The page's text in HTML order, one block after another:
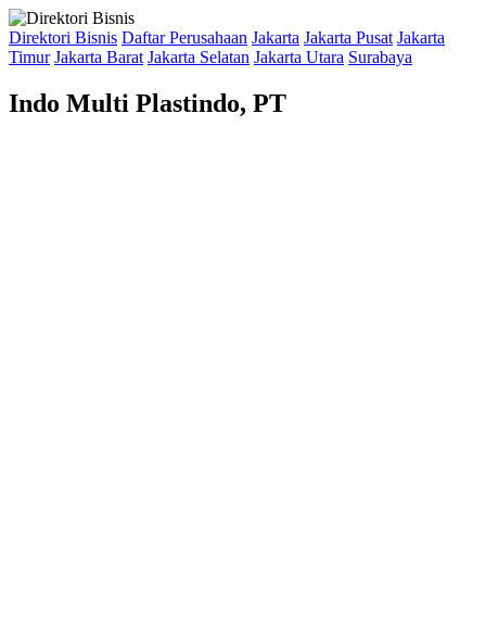
Direktori Bisnis Daftar Perusahaan Jakarta Jakarta Pusat Jakarta
Timur Jakarta Barat Jakarta Selatan Jakarta Utara Surabaya
Indo Multi Plastindo, PT